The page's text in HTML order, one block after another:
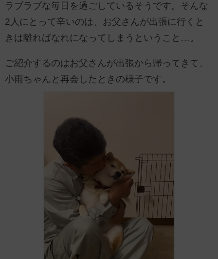
ラブラブな毎日を過ごしているそうです。そんな
2人にとって辛いのは、お父さんが出張に行くと
きは離ればなれになってしまうということ…。
ご紹介するのはお父さんが出張から帰ってきて、
小雨ちゃんと再会したときの様子です。